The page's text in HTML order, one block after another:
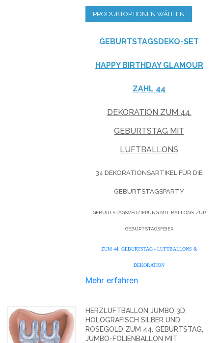
PRODUKTOPTIONEN WÄHLEN
GEBURTSTAGSDEKO-SET
HAPPY BIRTHDAY GLAMOUR
ZAHL 44
DEKORATION ZUM 44.
GEBURTSTAG MIT
LUFTBALLONS
34 DEKORATIONSARTIKEL FÜR DIE
GEBURTSTAGSPARTY
GEBURTSTAGSVERZIERUNG MIT BALLONS ZUR
GEBURTSTAGSFEIER
ZUM 44. GEBURTSTAG - LUFTBALLONS &
DEKORATION
Mehr erfahren
HERZLUFTBALLON JUMBO 3D,
HOLOGRAFISCH SILBER UND
ROSEGOLD ZUM 44. GEBURTSTAG,
JUMBO-FOLIENBALLON MIT